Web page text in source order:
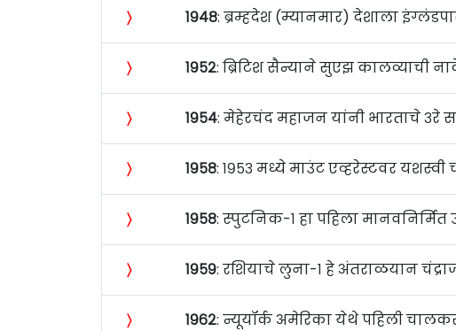
〉 १९४८: ब्रम्हदेश (म्यानमार) देशाला
〉 १९५२: ब्रिटिश सैन्याने सुएझ कालव्याची
〉 १९५४: मेहेरचंद महाजन यांनी भारताचे ३रे
〉 १९५८: १९५३ मध्ये माउंट एव्हरेस्टवर
〉 १९५८: स्पुटनिक-१ हा पहिला मानवनिर्मित
〉 १९५९: रशियाचे लुना-१ हे अंतराळयान
〉 १९६२: न्यूयॉर्क अमेरिका येथे पहिली